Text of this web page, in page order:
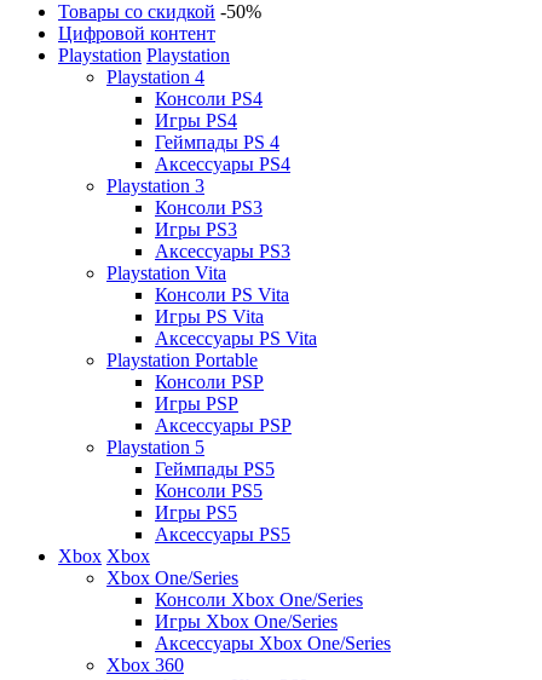
Товары со скидкой -50%
Цифровой контент
Playstation Playstation
Playstation 4
Консоли PS4
Игры PS4
Геймпады PS 4
Аксессуары PS4
Playstation 3
Консоли PS3
Игры PS3
Аксессуары PS3
Playstation Vita
Консоли PS Vita
Игры PS Vita
Аксессуары PS Vita
Playstation Portable
Консоли PSP
Игры PSP
Аксессуары PSP
Playstation 5
Геймпады PS5
Консоли PS5
Игры PS5
Аксессуары PS5
Xbox Xbox
Xbox One/Series
Консоли Xbox One/Series
Игры Xbox One/Series
Аксессуары Xbox One/Series
Xbox 360